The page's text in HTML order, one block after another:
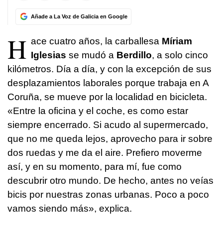
Añade a La Voz de Galicia en Google
H ace cuatro años, la carballesa Míriam
Iglesias se mudó a Berdillo, a solo cinco
kilómetros. Día a día, y con la excepción de sus
desplazamientos laborales porque trabaja en A
Coruña, se mueve por la localidad en bicicleta.
«Entre la oficina y el coche, es como estar
siempre encerrado. Si acudo al supermercado,
que no me queda lejos, aprovecho para ir sobre
dos ruedas y me da el aire. Prefiero moverme
así, y en su momento, para mí, fue como
descubrir otro mundo. De hecho, antes no veías
bicis por nuestras zonas urbanas. Poco a poco
vamos siendo más», explica.